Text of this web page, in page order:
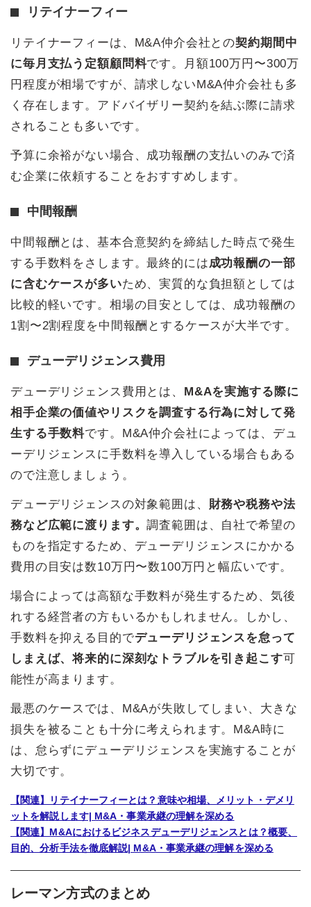
リテイナーフィー
リテイナーフィーは、M&A仲介会社との契約期間中
に毎月支払う定額顧問料です。月額100万円〜300万
円程度が相場ですが、請求しないM&A仲介会社も多
く存在します。アドバイザリー契約を結ぶ際に請求
されることも多いです。
予算に余裕がない場合、成功報酬の支払いのみで済
む企業に依頼することをおすすめします。
中間報酬
中間報酬とは、基本合意契約を締結した時点で発生
する手数料をさします。最終的には成功報酬の一部
に含むケースが多いため、実質的な負担額としては
比較的軽いです。相場の目安としては、成功報酬の
1割〜2割程度を中間報酬とするケースが大半です。
デューデリジェンス費用
デューデリジェンス費用とは、 M&Aを実施する際に
相手企業の価値やリスクを調査する行為に対して発
生する手数料です。M&A仲介会社によっては、デュ
ーデリジェンスに手数料を導入している場合もある
ので注意しましょう。
デューデリジェンスの対象範囲は、 財務や税務や法
務など広範に渡ります。調査範囲は、自社で希望の
ものを指定するため、デューデリジェンスにかかる
費用の目安は数10万円〜数100万円と幅広いです。
場合によっては高額な手数料が発生するため、気後
れする経営者の方もいるかもしれません。しかし、
手数料を抑える目的でデューデリジェンスを怠って
しまえば、将来的に深刻なトラブルを引き起こす可
能性が高まります。
最悪のケースでは、M&Aが失敗してしまい、大きな
損失を被ることも十分に考えられます。M&A時に
は、怠らずにデューデリジェンスを実施することが
大切です。
【関連】リテイナーフィーとは？意味や相場、メリット・デメリ
ットを解説します| M&A・事業承継の理解を深める
【関連】M&Aにおけるビジネスデューデリジェンスとは？概要、
目的、分析手法を徹底解説| M&A・事業承継の理解を深める
レーマン方式のまとめ